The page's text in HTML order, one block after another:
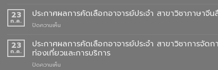
การ
ครุย
ประจำ
23
ก.ค.
ประกาศผลการคัดเลือกอาจารย์ประจำ สาขาวิชาภาษา
ปิดความเห็น
ผล
การ
คัด
23
ก.ค.
ประกาศผลการคัดเลือกอาจารย์ประจำ สาขาวิชาการจั
ท่องเที่ยวและการบริการ
ปิดความเห็น